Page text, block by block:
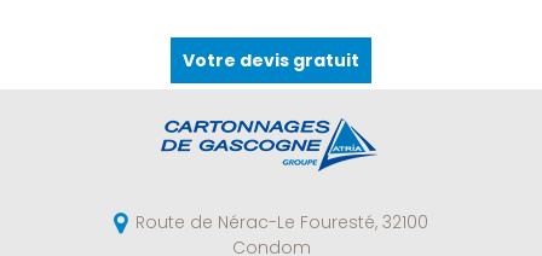
Votre devis gratuit
Route de Nérac-Le Fouresté, 32100
Condom